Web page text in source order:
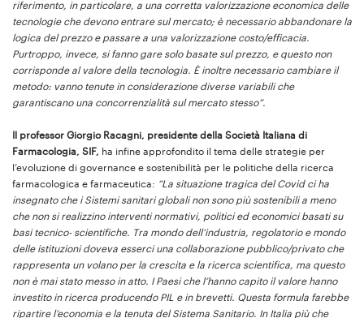
riferimento, in particolare, a una corretta valorizzazione economica delle
tecnologie che devono entrare sul mercato; è necessario abbandonare la
logica del prezzo e passare a una valorizzazione costo/efficacia.
Purtroppo, invece, si fanno gare solo basate sul prezzo, e questo non
corrisponde al valore della tecnologia. È inoltre necessario cambiare il
metodo: vanno tenute in considerazione diverse variabili che
garantiscano una concorrenzialità sul mercato stesso”.
Il professor Giorgio Racagni, presidente della Società Italiana di
Farmacologia, SIF, ha infine approfondito il tema delle strategie per
l’evoluzione di governance e sostenibilità per le politiche della ricerca
farmacologica e farmaceutica: “La situazione tragica del Covid ci ha
insegnato che i Sistemi sanitari globali non sono più sostenibili a meno
che non si realizzino interventi normativi, politici ed economici basati su
basi tecnico- scientifiche. Tra mondo dell’industria, regolatorio e mondo
delle istituzioni doveva esserci una collaborazione pubblico/privato che
rappresenta un volano per la crescita e la ricerca scientifica, ma questo
non è mai stato messo in atto. I Paesi che l’hanno capito il valore hanno
investito in ricerca producendo PIL e in brevetti. Questa formula farebbe
ripartire l’economia e la tenuta del Sistema Sanitario. In Italia più che